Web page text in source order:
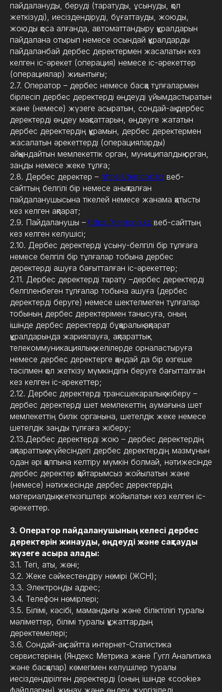
пайдалануды, беруді (таратуды, ұсынуды, қол
жеткізуді), иесіздендіруді, бұғаттауды, жоюды,
жоюды қоса алғанда, автоматтандыру құралдарын
пайдалана отырып немесе осындай құралдарды
пайдаланбай дербес деректермен жасалатын кез
келген іс-әрекет (операция) немесе іс-әрекеттер
(операциялар) жиынтығы;
2.7. Оператор – дербес немесе басқа тұлғалармен
бірлесіп дербес деректерді өңдеуді ұйымдастыратын
және (немесе) жүзеге асыратын, сондай-ақ дербес
деректерді өңдеу мақсаттарын, өңдеуге жататын
дербес деректердің құрамын, дербес деректермен
жасалатын әрекеттерді (операцияларды)
айқындайтын мемлекеттік орган, муниципалдық орган,
заңды немесе жеке тұлға;
2.8. Дербес деректер – https://terricon.kz веб-
сайттың белгілі бір немесе анықталған
пайдаланушысына тікелей немесе жанама қатысты
кез келген ақпарат;
2.9. Пайдаланушы – https://terricon.kz веб-сайттың
кез келген келушісі;
2.10. Дербес деректерді ұсыну-белгілі бір тұлғаға
немесе белгілі бір тұлғалар тобына дербес
деректерді ашуға бағытталған іс-әрекеттер;
2.11. Дербес деректерді тарату –дербес деректерді
белгіленбеген тұлғалар тобына ашуға (дербес
деректерді беруге) немесе шектелмеген тұлғалар
тобының дербес деректерімен танысуға, оның
ішінде дербес деректерді бұқаралық ақпарат
құралдарында жариялауға, ақпараттық-
телекоммуникациялық желілерде орналастыруға
немесе дербес деректерге қандай да бір өзгеше
тәсілмен қол жеткізу мүмкіндігін беруге бағытталған
кез келген іс-әрекеттер;
2.12. Дербес деректерді трансшекаралық жіберу –
дербес деректерді шет мемлекеттің аумағына шет
мемлекеттің билік органына, шетелдік жеке немесе
шетелдік заңды тұлғаға жіберу;
2.13.Дербес деректерді жою – дербес деректердің
ақпараттық жүйесіндегі дербес деректердің мазмұнын
одан әрі қалпына келтіру мүмкін болмай, нәтижесінде
дербес деректер қайтарымсыз жойылатын және
(немесе) нәтижесінде дербес деректердің
материалдық жеткізгіштері жойылатын кез келген іс-
әрекеттер.
3. Оператор пайдаланушының келесі дербес
деректерін жинауды, өңдеуді және сақтауды
жүзеге асыра алады:
3.1. Тегі, аты, жөні;
3.2. Жеке сәйкестендіру нөмірі (ЖСН);
3.3. Электронды адрес;
3.4. Телефон нөмірлері;
3.5. Білімі, кәсібі, мамандығы және біліктілігі туралы
мәліметтер, білімі туралы құжаттардың
деректемелері;
3.6. Сондай-ақ сайтта интернет-Статистика
сервистерінің (Яндекс Метрика және Гугл Аналитика
және басқалар) көмегімен келушілер туралы
иесіздендірілген деректерді (оның ішінде «cookie»